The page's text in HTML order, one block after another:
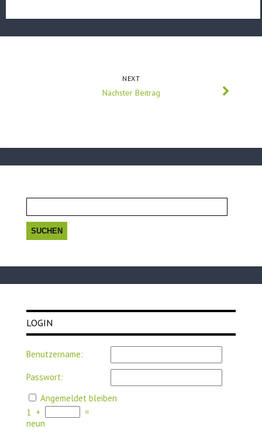
NEXT
Nächster Beitrag
LOGIN
Benutzername:
Passwort:
Angemeldet bleiben
1 +
=
neun